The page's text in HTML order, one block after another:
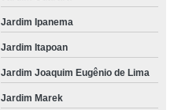
Jardim Ipanema
Jardim Itapoan
Jardim Joaquim Eugênio de Lima
Jardim Marek